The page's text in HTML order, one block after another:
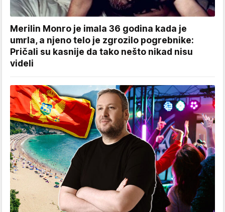
Merilin Monro je imala 36 godina kada je
umrla, a njeno telo je zgrozilo pogrebnike:
Pričali su kasnije da tako nešto nikad nisu
videli